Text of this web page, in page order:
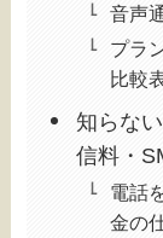
音声
プラ
比較
知らな
信料・
電話
金の